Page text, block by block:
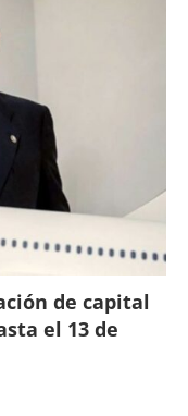
de capital
el 13 de